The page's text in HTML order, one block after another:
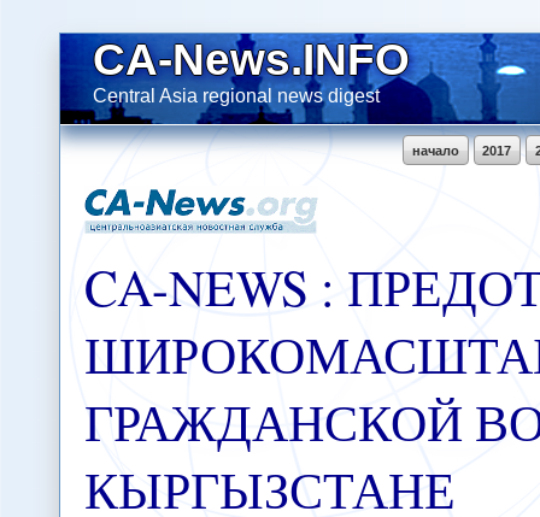
CA-News.INFO
Central Asia regional news digest
2017
начало
CA-NEWS :
ГРАЖДАНСКОЙ
КЫРГЫЗСТАНЕ